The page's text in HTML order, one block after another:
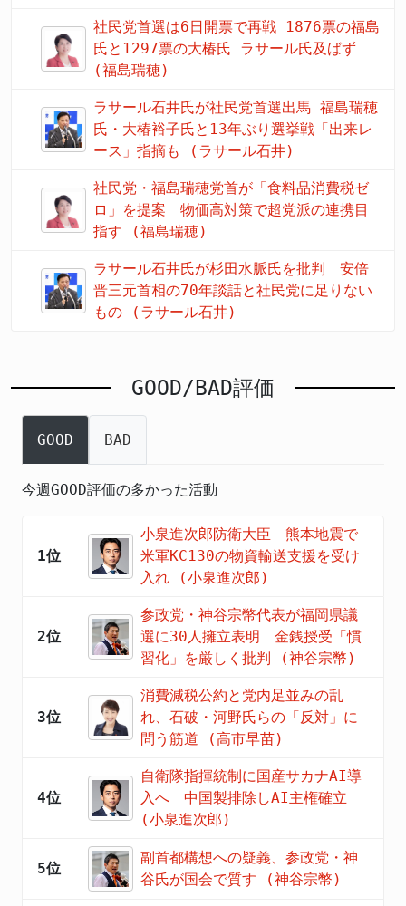
社民党首選は6日開票で再戦 1876票の福島
氏と1297票の大椿氏 ラサール氏及ばず
(福島瑞穂)
ラサール石井氏が社民党首選出馬 福島瑞穂
氏・大椿裕子氏と13年ぶり選挙戦「出来レ
ース」指摘も (ラサール石井)
社民党・福島瑞穂党首が「食料品消費税ゼ
ロ」を提案 物価高対策で超党派の連携目
指す (福島瑞穂)
ラサール石井氏が杉田水脈氏を批判 安倍
晋三元首相の70年談話と社民党に足りない
もの (ラサール石井)
GOOD/BAD評価
GOOD BAD
今週GOOD評価の多かった活動
1位
小泉進次郎防衛大臣 熊本地震で
米軍KC130の物資輸送支援を受け
入れ (小泉進次郎)
2位
参政党・神谷宗幣代表が福岡県議
選に30人擁立表明 金銭授受「慣
習化」を厳しく批判 (神谷宗幣)
3位
消費減税公約と党内足並みの乱
れ、石破・河野氏らの「反対」に
問う筋道 (高市早苗)
4位
自衛隊指揮統制に国産サカナAI導
入へ 中国製排除しAI主権確立
(小泉進次郎)
5位
副首都構想への疑義、参政党・神
谷氏が国会で質す (神谷宗幣)